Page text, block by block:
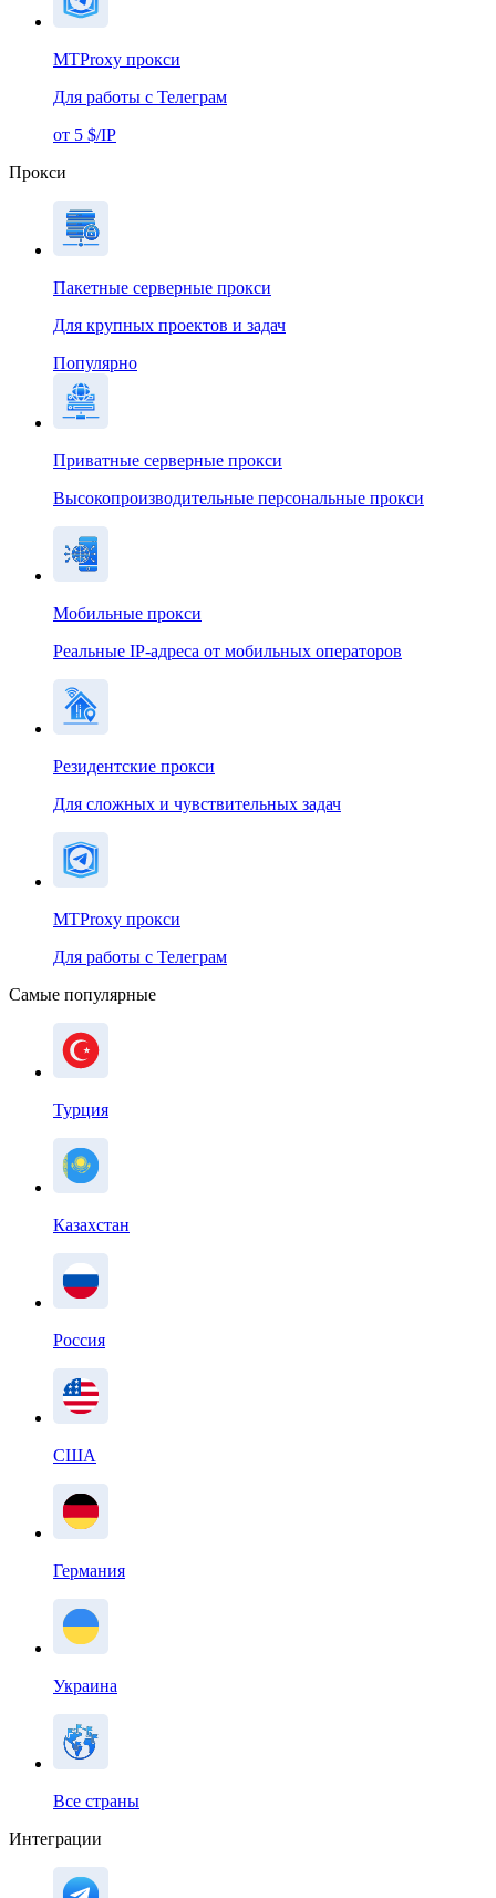
MTProxy прокси
Для работы с Телеграм
от 5 $/IP
Прокси
Пакетные серверные прокси
Для крупных проектов и задач
Популярно
Приватные серверные прокси
Высокопроизводительные персональные прокси
Мобильные прокси
Реальные IP-адреса от мобильных операторов
Резидентские прокси
Для сложных и чувствительных задач
MTProxy прокси
Для работы с Телеграм
Самые популярные
Турция
Казахстан
Россия
США
Германия
Украина
Все страны
Интеграции